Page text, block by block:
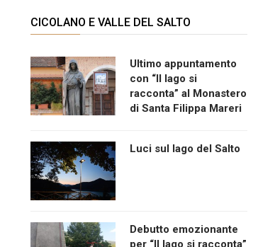
CICOLANO E VALLE DEL SALTO
Ultimo appuntamento
con “Il lago si
racconta” al Monastero
di Santa Filippa Mareri
Luci sul lago del Salto
Debutto emozionante
per “Il lago si racconta”